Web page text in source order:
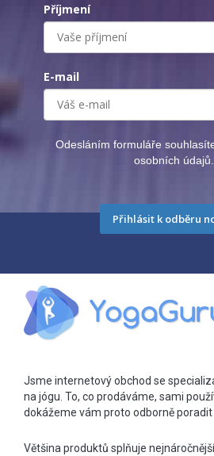
Příjmení
E-mail
Odesláním formuláře
osobních údajů.
Přihlásit k odběru
Jsme internetový obchod se
na jógu. To, co prodáváme, sami
dokážeme vám proto odborně poradit
Většina produktů splňuje